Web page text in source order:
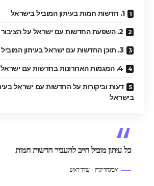
1. חדשות חמות בעיתון המוביל בישראל
2. השפעת החדשות עם ישראל על הציבור הישראלי
3. תוכן החדשות עם ישראל בעיתון המוביל בישראל
4. המגמות האחרונות בחדשות עם ישראל בישראל
דעות וביקורות על החדשות עם ישראל
בישראל
כל עיתון מוביל חייב להעביר חדשות חמות
אביגדור קרין – עורך ראש